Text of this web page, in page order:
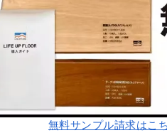
無料サンプル請求はこ